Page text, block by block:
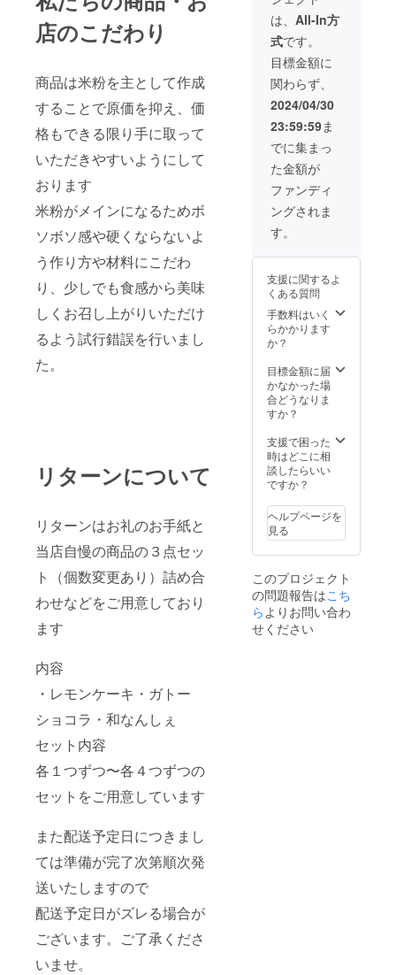
店のこだわり
商品は米粉を主として作成
することで原価を抑え、価
格もできる限り手に取って
いただきやすいようにして
おります
米粉がメインになるためボ
ソボソ感や硬くならないよ
う作り方や材料にこだわ
り、少しでも食感から美味
しくお召し上がりいただけ
るよう試行錯誤を行いまし
た。
リターンについて
リターンはお礼のお手紙と
当店自慢の商品の３点セッ
ト（個数変更あり）詰め合
わせなどをご用意しており
ます
内容
・レモンケーキ・ガトー
ショコラ・和なんしぇ
セット内容
各１つずつ〜各４つずつの
セットをご用意しています
また配送予定日につきまし
ては準備が完了次第順次発
送いたしますので
配送予定日がズレる場合が
ございます。ご了承くださ
いませ。
必ずお
届けの
リター
ンに貼
付され
たラベ
ルや注
をご確
認くだ
さい。
示はお
届け商
品のラ
ベルに
表記さ
れま
す。 商
品開封
前には
必ずお
届けの
リター
ンに貼
付され
たラベ
をご確
さい。
は、 All-In方
式です。
目標金額に
関わらず、
2024/04/30
23:59:59ま
でに集まっ
た金額が
ファンディ
ングされま
す。
支援に関するよ
くある質問
手数料はいく
らかかります
か？
目標金額に届
かなかった場
合どうなりま
すか？
支援で困った
時はどこに相
談したらいい
ですか？
ヘルプページを
見る
このプロジェクト
の問題報告はこち
らよりお問い合わ
せください